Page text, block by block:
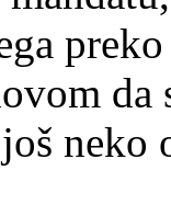
da
neko